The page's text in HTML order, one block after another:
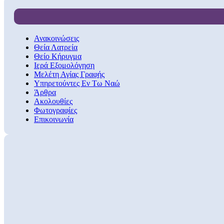
Ανακοινώσεις
Θεία Λατρεία
Θείο Κήρυγμα
Ιερά Εξομολόγηση
Μελέτη Αγίας Γραφής
Υπηρετούντες Εν Τω Ναώ
Άρθρα
Ακολουθίες
Φωτογραφίες
Επικοινωνία